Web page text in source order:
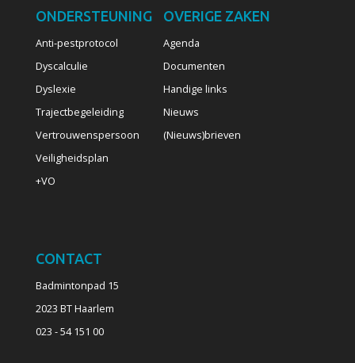
ONDERSTEUNING
Anti-pestprotocol
Dyscalculie
Dyslexie
Trajectbegeleiding
Vertrouwenspersoon
Veiligheidsplan
+VO
OVERIGE ZAKEN
Agenda
Documenten
Handige links
Nieuws
(Nieuws)brieven
CONTACT
Badmintonpad 15
2023 BT Haarlem
023 - 54 151 00